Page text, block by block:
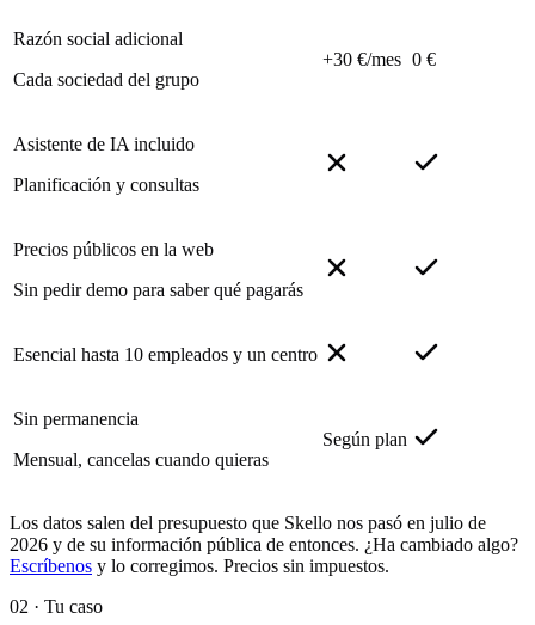
Razón social adicional
Cada sociedad del grupo
+30 €/mes 0 €
Asistente de IA incluido
Planificación y consultas
Precios públicos en la web
Sin pedir demo para saber qué pagarás
Esencial hasta 10 empleados y un centro
Sin permanencia
Mensual, cancelas cuando quieras
Según plan
Los datos salen del presupuesto que Skello nos pasó en julio de
2026 y de su información pública de entonces. ¿Ha cambiado algo?
Escríbenos y lo corregimos. Precios sin impuestos.
02 · Tu caso